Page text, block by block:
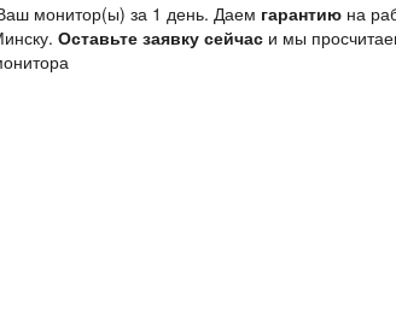
монитор(ы) за 1 день. Даем гарантию на
Оставьте заявку сейчас и мы